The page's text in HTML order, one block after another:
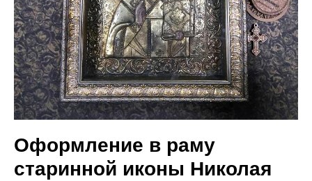
Оформление в раму
старинной иконы Николая